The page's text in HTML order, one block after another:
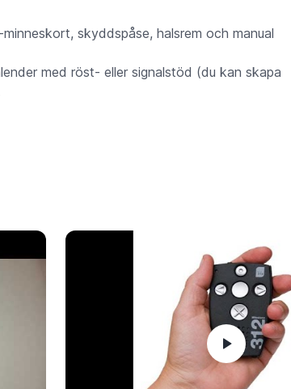
skyddspåse, halsrem och manual
med röst- eller signalstöd (du kan skapa